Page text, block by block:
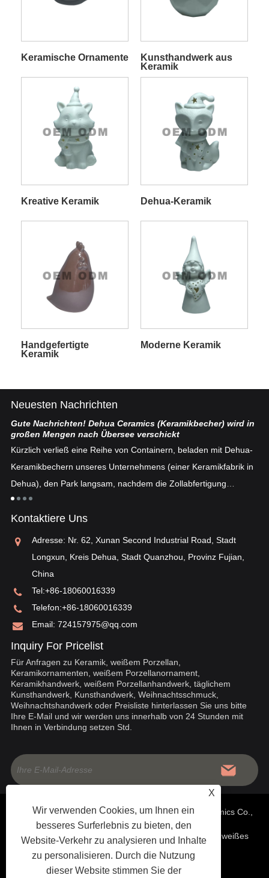
Keramische Ornamente
Kunsthandwerk aus
Keramik
Kreative Keramik Dehua-Keramik
Handgefertigte
Keramik
Moderne Keramik
Neuesten Nachrichten
Gute Nachrichten! Dehua Ceramics (Keramikbecher) wird in
großen Mengen nach Übersee verschickt
Kürzlich verließ eine Reihe von Containern, beladen mit Dehua-
Keramikbechern unseres Unternehmens (einer Keramikfabrik in
Dehua), den Park langsam, nachdem die Zollabfertigung
abgeschlossen war ...
Kontaktiere Uns
Adresse: Nr. 62, Xunan Second Industrial Road, Stadt
Longxun, Kreis Dehua, Stadt Quanzhou, Provinz Fujian,
China
Tel:+86-18060016339
Telefon:+86-18060016339
Email: 724157975@qq.com
Inquiry For Pricelist
Für Anfragen zu Keramik, weißem Porzellan,
Keramikornamenten, weißem Porzellanornament,
Keramikhandwerk, weißem Porzellanhandwerk, täglichem
Kunsthandwerk, Kunsthandwerk, Weihnachtsschmuck,
Weihnachtshandwerk oder Preisliste hinterlassen Sie uns bitte
Ihre E-Mail und wir werden uns innerhalb von 24 Stunden mit
Ihnen in Verbindung setzen Std.
Copyright © 2020 China Fujian Dehua Jinruixiang Ceramics Co.,
Ltd – Chinesische Keramik, weiße Porzellanornamente, weißes
Porzellanhandwerk – Alle Rechte vorbehalten
X
Wir verwenden Cookies, um Ihnen ein
besseres Surferlebnis zu bieten, den
Website-Verkehr zu analysieren und Inhalte
zu personalisieren. Durch die Nutzung
dieser Website stimmen Sie der